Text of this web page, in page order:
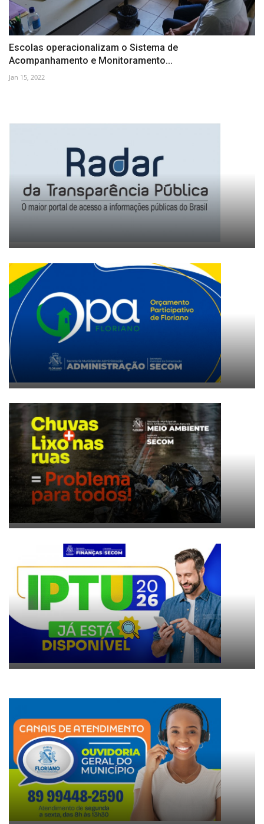
Escolas operacionalizam o Sistema de
Acompanhamento e Monitoramento...
Jan 15, 2022